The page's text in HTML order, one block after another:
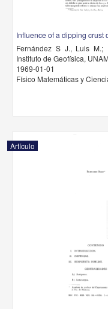
Influence of a dipping crust
Fernández S J., Luis M.;
Instituto de Geofísica,
1969-01-01
Físico Matemáticas y
Artículo